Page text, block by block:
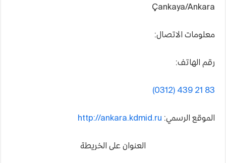
Çankaya/Ankara
معلومات الاتصال:
رقم الهاتف:
(0312) 439 21 83
الموقع الرسمي: http://ankara.kdmid.ru
العنوان على الخريطة